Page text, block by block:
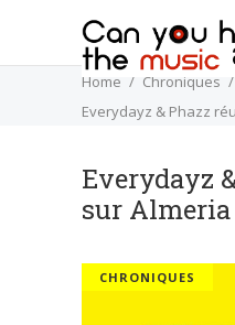
Home
Chroniques
Everydayz & Phazz
Everydayz
sur Almeria
CHRONIQUES